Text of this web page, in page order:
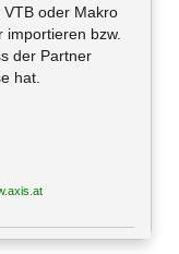
oder Makro
bzw.
der Partner
hat.